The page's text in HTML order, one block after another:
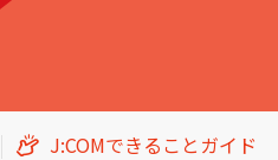
J:COMできることガイド
アジアドラマ